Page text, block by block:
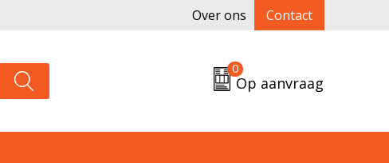
Over ons Contact
0
Op aanvraag